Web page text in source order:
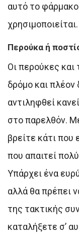
αυτό το φάρμακο
χρησιμοποιείται.
Περούκα ή
Οι περούκες και
δρόμο και πλέον
αντιληφθεί
στο παρελθόν.
βρείτε κάτι που
που απαιτεί
Υπάρχει ένα
αλλά θα πρέπει
της τακτικής
καταλήξετε σ’